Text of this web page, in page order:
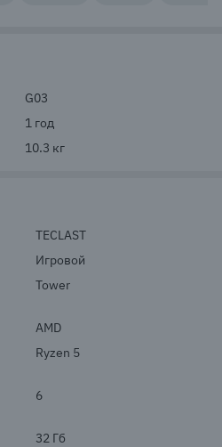
G03
1 год
10.3 кг
TECLAST
Игровой
Tower
AMD
Ryzen 5
6
32 Гб